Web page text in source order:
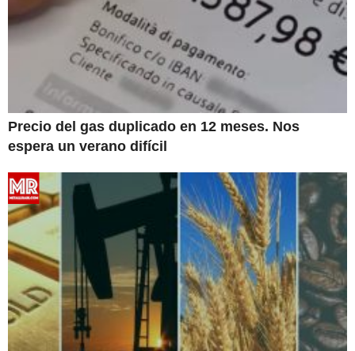
Precio del gas duplicado en 12 meses. Nos
espera un verano difícil